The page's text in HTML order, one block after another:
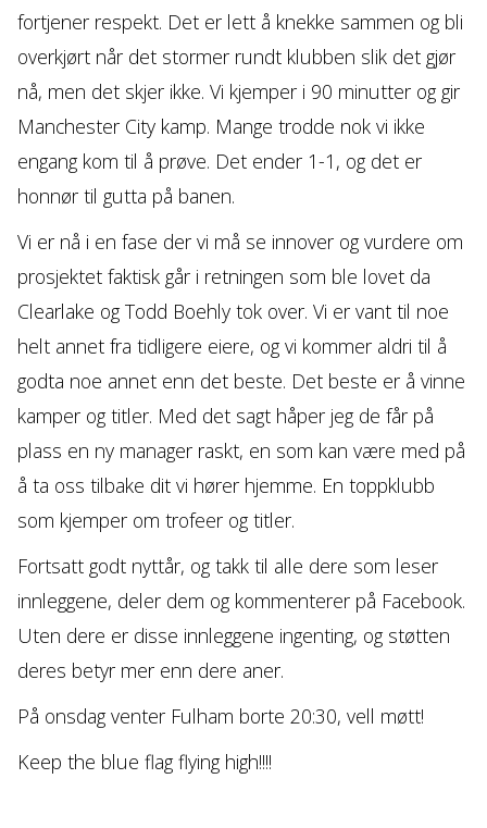
fortjener respekt. Det er lett å knekke sammen og bli
overkjørt når det stormer rundt klubben slik det gjør
nå, men det skjer ikke. Vi kjemper i 90 minutter og gir
Manchester City kamp. Mange trodde nok vi ikke
engang kom til å prøve. Det ender 1-1, og det er
honnør til gutta på banen.
Vi er nå i en fase der vi må se innover og vurdere om
prosjektet faktisk går i retningen som ble lovet da
Clearlake og Todd Boehly tok over. Vi er vant til noe
helt annet fra tidligere eiere, og vi kommer aldri til å
godta noe annet enn det beste. Det beste er å vinne
kamper og titler. Med det sagt håper jeg de får på
plass en ny manager raskt, en som kan være med på
å ta oss tilbake dit vi hører hjemme. En toppklubb
som kjemper om trofeer og titler.
Fortsatt godt nyttår, og takk til alle dere som leser
innleggene, deler dem og kommenterer på Facebook.
Uten dere er disse innleggene ingenting, og støtten
deres betyr mer enn dere aner.
På onsdag venter Fulham borte 20:30, vell møtt!
Keep the blue flag flying high!!!!